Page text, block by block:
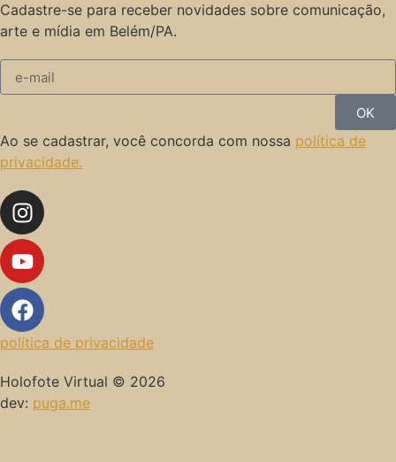
Cadastre-se para receber novidades sobre comunicação,
arte e mídia em Belém/PA.
OK
Ao se cadastrar, você concorda com nossa política de
privacidade.
política de privacidade
Holofote Virtual © 2026
dev: puga.me